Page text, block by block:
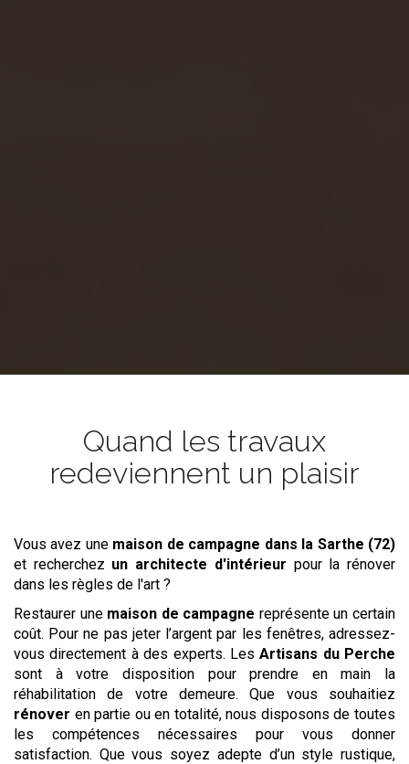
Quand les travaux
redeviennent un plaisir
Vous avez unemaison de campagne dans la Sarthe (72)
et recherchez un architecte d'intérieur pour la rénover
dans les règles de l'art ?
Restaurer une maison de campagne représente un certain
coût. Pour ne pas jeter l’argent par les fenêtres, adressez-
vous directement à des experts. LesArtisans du Perche
sont à votre disposition pour prendre en main la
réhabilitation de votre demeure. Que vous souhaitiez
rénover en partie ou en totalité, nous disposons de toutes
les compétences nécessaires pour vous donner
satisfaction. Que vous soyez adepte d’un style rustique,